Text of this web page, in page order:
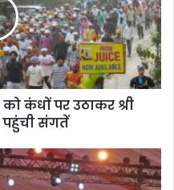
कंधों पर उठाकर श्री
पहुंची संगतें